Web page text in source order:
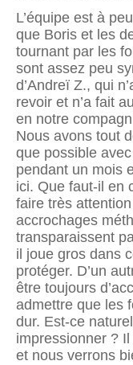
L’équipe est à
que Boris et les
tournant par les
sont assez peu
d’Andreï Z., qui
revoir et n’a fait
en notre
Nous avons tout
que possible
pendant un mois
ici. Que faut-il en
faire très
accrochages
transparaissent
il joue gros dans
protéger. D’un
être toujours
admettre que les
dur. Est-ce
impressionner ?
et nous verrons